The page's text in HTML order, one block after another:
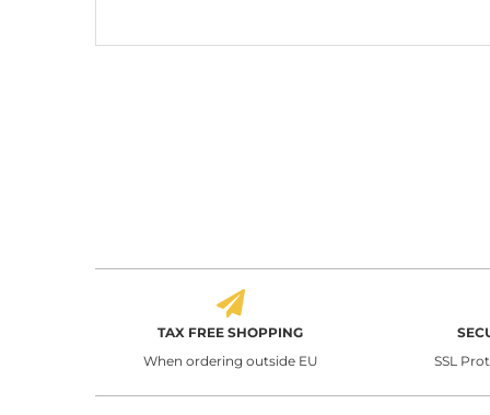
TAX FREE SHOPPING
When ordering outside EU
SSL